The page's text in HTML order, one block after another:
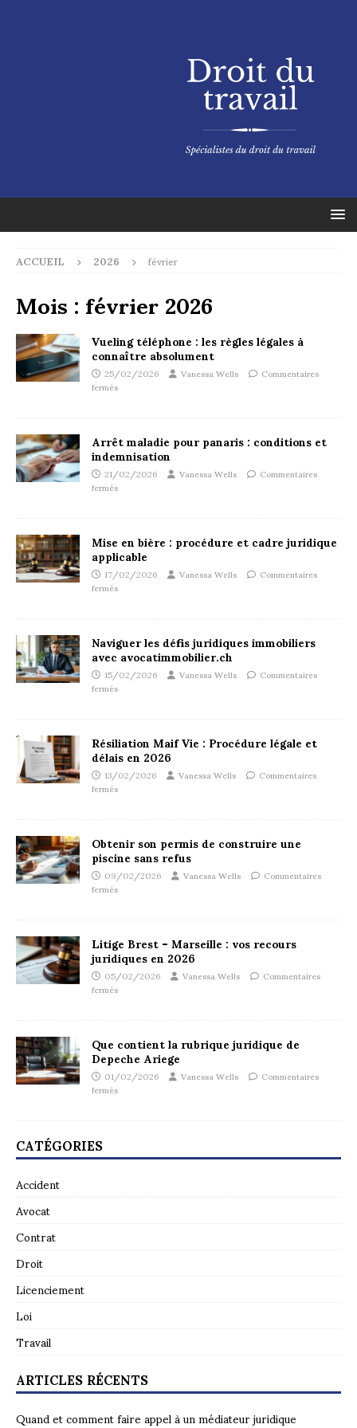
ACCUEIL 2026 février
Mois :février 2026
Vueling téléphone : les règles légales à
connaître absolument
25/02/2026 Vanessa Wells Commentaires
fermés
Arrêt maladie pour panaris : conditions et
indemnisation
21/02/2026 Vanessa Wells Commentaires
fermés
Mise en bière : procédure et cadre juridique
applicable
17/02/2026 Vanessa Wells Commentaires
fermés
Naviguer les défis juridiques immobiliers
avec avocatimmobilier.ch
15/02/2026 Vanessa Wells Commentaires
fermés
Résiliation Maif Vie : Procédure légale et
délais en 2026
13/02/2026 Vanessa Wells Commentaires
fermés
Obtenir son permis de construire une
piscine sans refus
09/02/2026 Vanessa Wells Commentaires
fermés
Litige Brest – Marseille : vos recours
juridiques en 2026
05/02/2026 Vanessa Wells Commentaires
fermés
Que contient la rubrique juridique de
Depeche Ariege
01/02/2026 Vanessa Wells Commentaires
fermés
CATÉGORIES
Accident
Avocat
Contrat
Droit
Licenciement
Loi
Travail
ARTICLES RÉCENTS
Quand et comment faire appel à un médiateur juridique